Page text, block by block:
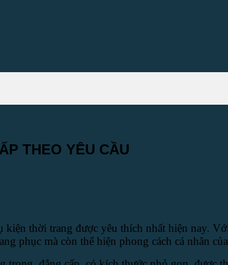
THEO YÊU CẦU
thời trang được yêu thích nhất hiện nay.
phục mà còn thể hiện phong cách cá nhân